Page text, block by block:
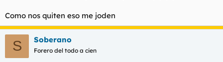
Como nos quiten eso me joden
S Soberano
Forero del todo a cien